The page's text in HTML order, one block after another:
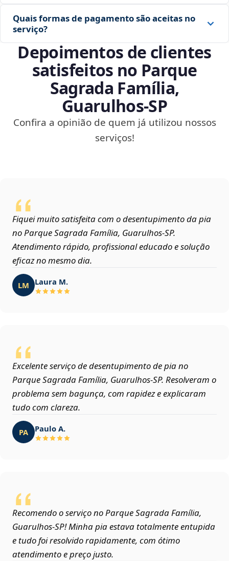
Quais formas de pagamento são aceitas no
serviço?
Depoimentos de clientes
satisfeitos no Parque
Sagrada Família,
Guarulhos‑SP
Confira a opinião de quem já utilizou nossos
serviços!
Fiquei muito satisfeita com o desentupimento da pia
no Parque Sagrada Família, Guarulhos‑SP.
Atendimento rápido, profissional educado e solução
eficaz no mesmo dia.
LM Laura M.
Excelente serviço de desentupimento de pia no
Parque Sagrada Família, Guarulhos‑SP. Resolveram o
problema sem bagunça, com rapidez e explicaram
tudo com clareza.
PA Paulo A.
Recomendo o serviço no Parque Sagrada Família,
Guarulhos‑SP! Minha pia estava totalmente entupida
e tudo foi resolvido rapidamente, com ótimo
atendimento e preço justo.